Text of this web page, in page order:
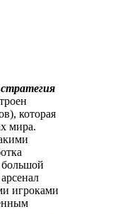
которая
мира.
большой
игроками